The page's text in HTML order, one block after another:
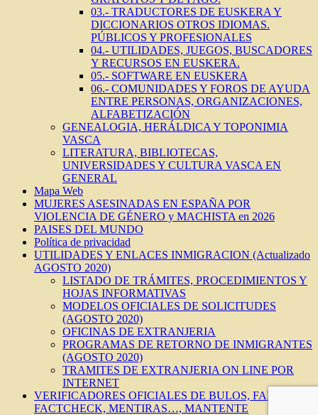
03.- TRADUCTORES DE EUSKERA Y
DICCIONARIOS OTROS IDIOMAS.
PÚBLICOS Y PROFESIONALES
04.- UTILIDADES, JUEGOS, BUSCADORES
Y RECURSOS EN EUSKERA.
05.- SOFTWARE EN EUSKERA
06.- COMUNIDADES Y FOROS DE AYUDA
ENTRE PERSONAS, ORGANIZACIONES,
ALFABETIZACIÓN
GENEALOGIA, HERÁLDICA Y TOPONIMIA
VASCA
LITERATURA, BIBLIOTECAS,
UNIVERSIDADES Y CULTURA VASCA EN
GENERAL
Mapa Web
MUJERES ASESINADAS EN ESPAÑA POR
VIOLENCIA DE GÉNERO y MACHISTA en 2026
PAISES DEL MUNDO
Política de privacidad
UTILIDADES Y ENLACES INMIGRACION (Actualizado
AGOSTO 2020)
LISTADO DE TRÁMITES, PROCEDIMIENTOS Y
HOJAS INFORMATIVAS
MODELOS OFICIALES DE SOLICITUDES
(AGOSTO 2020)
OFICINAS DE EXTRANJERIA
PROGRAMAS DE RETORNO DE INMIGRANTES
(AGOSTO 2020)
TRAMITES DE EXTRANJERIA ON LINE POR
INTERNET
VERIFICADORES OFICIALES DE BULOS, FAKES,
FACTCHECK, MENTIRAS…, MANTENTE